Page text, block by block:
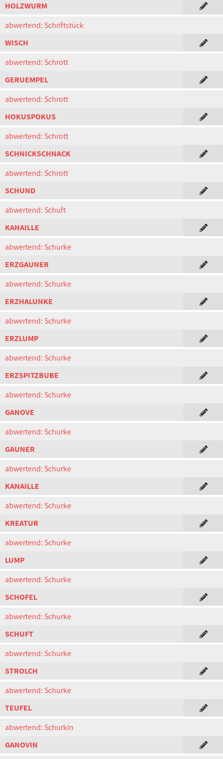
HOLZWURM
abwertend: Schriftstück
WISCH
abwertend: Schrott
GERUEMPEL
abwertend: Schrott
HOKUSPOKUS
abwertend: Schrott
SCHNICKSCHNACK
abwertend: Schrott
SCHUND
abwertend: Schuft
KANAILLE
abwertend: Schurke
ERZGAUNER
abwertend: Schurke
ERZHALUNKE
abwertend: Schurke
ERZLUMP
abwertend: Schurke
ERZSPITZBUBE
abwertend: Schurke
GANOVE
abwertend: Schurke
GAUNER
abwertend: Schurke
KANAILLE
abwertend: Schurke
KREATUR
abwertend: Schurke
LUMP
abwertend: Schurke
SCHOFEL
abwertend: Schurke
SCHUFT
abwertend: Schurke
STROLCH
abwertend: Schurke
TEUFEL
abwertend: Schurkin
GANOVIN